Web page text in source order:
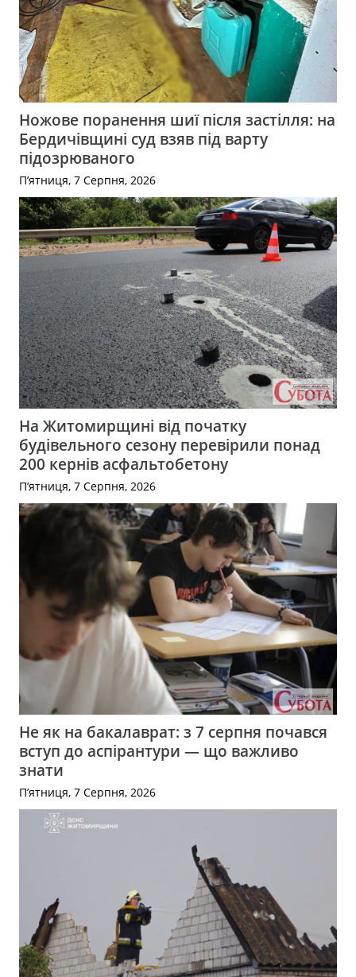
Ножове поранення шиї після застілля: на
Бердичівщині суд взяв під варту
підозрюваного
П’ятниця, 7 Серпня, 2026
На Житомирщині від початку
будівельного сезону перевірили понад
200 кернів асфальтобетону
П’ятниця, 7 Серпня, 2026
Не як на бакалаврат: з 7 серпня почався
вступ до аспірантури — що важливо
знати
П’ятниця, 7 Серпня, 2026